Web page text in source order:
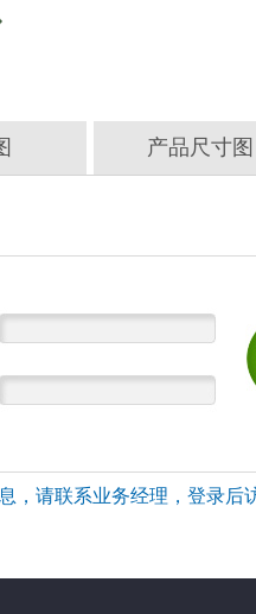
产品尺寸图
，请联系业务经理，登录后